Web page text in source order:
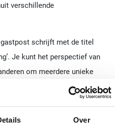
Over
verschillende
schrijft met de titel
Je kunt het perspectief van
om meerdere unieke
voor startups.
voor lokale bedrijven.